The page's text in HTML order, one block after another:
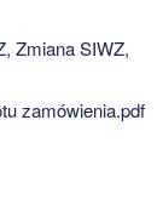
Zmiana SIWZ,
zamówienia.pdf